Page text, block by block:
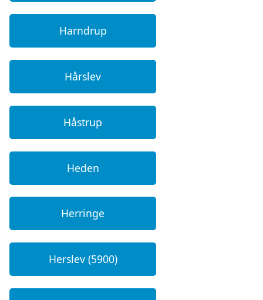
Harndrup
Hårslev
Håstrup
Heden
Herringe
Herslev (5900)